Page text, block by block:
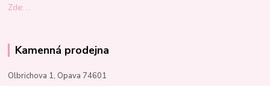
Zde: ...
Kamenná prodejna
Olbrichova 1, Opava 74601